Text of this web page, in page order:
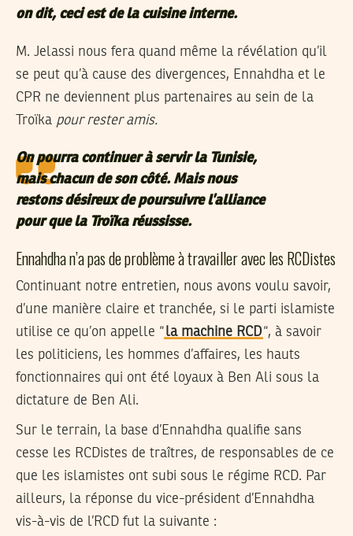
on dit, ceci est de la cuisine interne.
M. Jelassi nous fera quand même la révélation qu’il
se peut qu’à cause des divergences, Ennahdha et le
CPR ne deviennent plus partenaires au sein de la
Troïka pour rester amis.
On pourra continuer à servir la Tunisie,
mais chacun de son côté. Mais nous
restons désireux de poursuivre l’alliance
pour que la Troïka réussisse.
Ennahdha n’a pas de problème à travailler avec les RCDistes
Continuant notre entretien, nous avons voulu savoir,
d’une manière claire et tranchée, si le parti islamiste
utilise ce qu’on appelle “la machine RCD“, à savoir
les politiciens, les hommes d’affaires, les hauts
fonctionnaires qui ont été loyaux à Ben Ali sous la
dictature de Ben Ali.
Sur le terrain, la base d’Ennahdha qualifie sans
cesse les RCDistes de traîtres, de responsables de ce
que les islamistes ont subi sous le régime RCD. Par
ailleurs, la réponse du vice-président d’Ennahdha
vis-à-vis de l’RCD fut la suivante :